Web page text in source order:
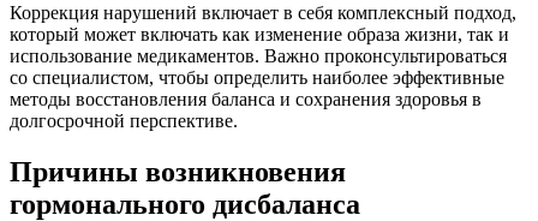
Коррекция нарушений включает в себя комплексный подход,
который может включать как изменение образа жизни, так и
использование медикаментов. Важно проконсультироваться
со специалистом, чтобы определить наиболее эффективные
методы восстановления баланса и сохранения здоровья в
долгосрочной перспективе.
Причины возникновения
гормонального дисбаланса